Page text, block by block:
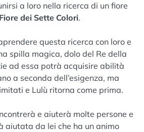
a loro nella ricerca di un fiore
Fiore dei Sette Colori.
questa ricerca con loro e
spilla magica, dolo del Re della
ad essa potrà acquisire abilità
a seconda dell’esigenza, ma
e Lulù ritorna come prima.
e aiuterà molte persone e
aiutata da lei che ha un animo